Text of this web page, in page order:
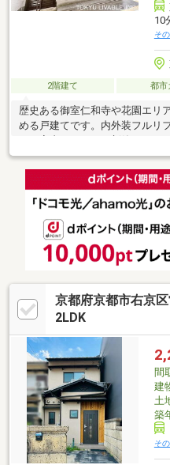
10
そ
2階建て 都市
歴史ある御室仁和寺や花園エリ
める戸建てです。内外装フルリ
すぐ快適に新生活を始められま
な部屋数を誇る「6DK」。ファ
宅ワーク部屋や趣味のスペース
自由自在に使えます。JR「花
ズです。ぜひ現地でこの新しさ
京都府京都市右京
2LDK
間
建
土
築
そ